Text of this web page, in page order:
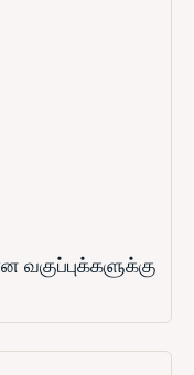
வகுப்புக்களுக்கு